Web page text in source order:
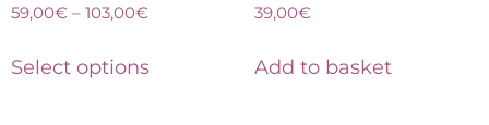
59,00€ – 103,00€
Select options
39,00€
Add to basket